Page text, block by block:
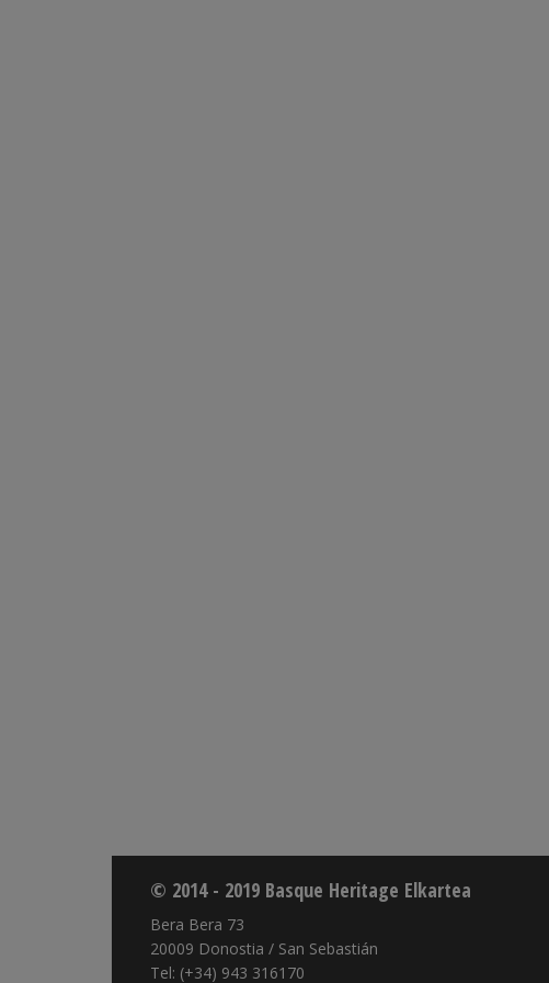
© 2014 - 2019 Basque Heritage Elkartea
Bera Bera 73
20009 Donostia / San Sebastián
Tel: (+34) 943 316170